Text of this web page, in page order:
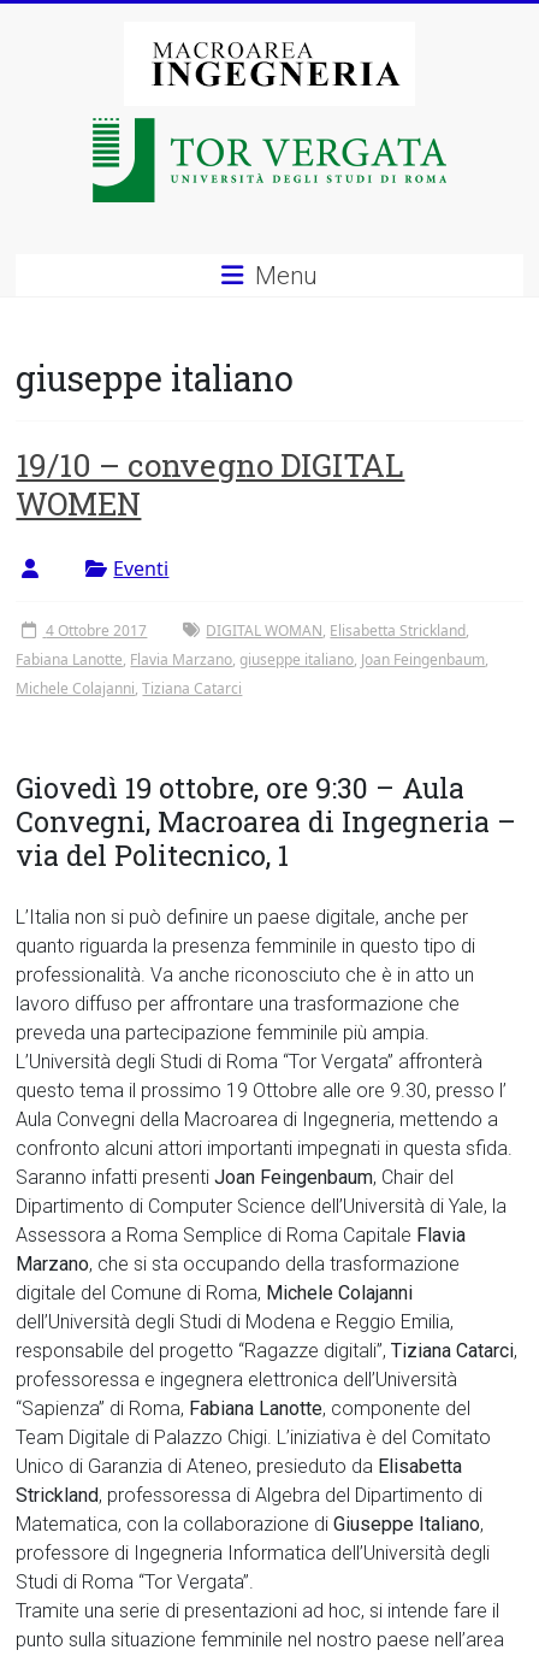
Macroarea
degli
di
Roma
Tor
Vergata
Menu
giuseppe italiano
19/10 – convegno DIGITAL
WOMEN
Eventi
4 Ottobre 2017 DIGITAL WOMAN, Elisabetta Strickland,
Fabiana Lanotte, Flavia Marzano,giuseppe italiano, Joan Feingenbaum,
Michele Colajanni,Tiziana Catarci
Giovedì 19 ottobre, ore 9:30 – Aula
Convegni, Macroarea di Ingegneria –
via del Politecnico, 1
L’Italia non si può definire un paese digitale, anche per
quanto riguarda la presenza femminile in questo tipo di
professionalità. Va anche riconosciuto che è in atto un
lavoro diffuso per affrontare una trasformazione che
preveda una partecipazione femminile più ampia.
L’Università degli Studi di Roma “Tor Vergata” affronterà
questo tema il prossimo 19 Ottobre alle ore 9.30, presso l’
Aula Convegni della Macroarea di Ingegneria, mettendo a
confronto alcuni attori importanti impegnati in questa sfida.
Saranno infatti presentiJoan Feingenbaum, Chair del
Dipartimento di Computer Science dell’Università di Yale, la
Assessora a Roma Semplice di Roma Capitale Flavia
Marzano, che si sta occupando della trasformazione
digitale del Comune di Roma, Michele Colajanni
dell’Università degli Studi di Modena e Reggio Emilia,
responsabile del progetto “Ragazze digitali”,Tiziana Catarci,
professoressa e ingegnera elettronica dell’Università
“Sapienza” di Roma, Fabiana Lanotte, componente del
Team Digitale di Palazzo Chigi. L’iniziativa è del Comitato
Unico di Garanzia di Ateneo, presieduto da Elisabetta
Strickland, professoressa di Algebra del Dipartimento di
Matematica, con la collaborazione diGiuseppe Italiano,
professore di Ingegneria Informatica dell’Università degli
Studi di Roma “Tor Vergata”.
Tramite una serie di presentazioni ad hoc, si intende fare il
punto sulla situazione femminile nel nostro paese nell’area